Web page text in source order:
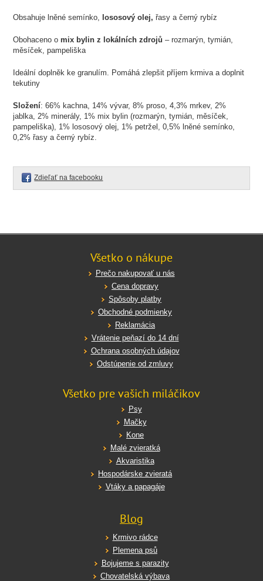
Obsahuje lněné semínko, lososový olej, řasy a černý rybíz
Obohaceno omix bylin z lokálních zdrojů – rozmarýn, tymián,
měsíček, pampeliška
Ideální doplněk ke granulím. Pomáhá zlepšit příjem krmiva a doplnit
tekutiny
Složení: 66% kachna, 14% vývar, 8% proso, 4,3% mrkev, 2%
jablka, 2% minerály, 1% mix bylin (rozmarýn, tymián, měsíček,
pampeliška), 1% lososový olej, 1% petržel, 0,5% lněné semínko,
0,2% řasy a černý rybíz.
Zdieľať na facebooku
Všetko o nákupe
Prečo nakupovať u nás
Cena dopravy
Spôsoby platby
Obchodné podmienky
Reklamácia
Vrátenie peňazí do 14 dní
Ochrana osobných údajov
Odstúpenie od zmluvy
Všetko pre vašich miláčikov
Psy
Mačky
Kone
Malé zvieratká
Akvaristika
Hospodárske zvieratá
Vtáky a papagáje
Blog
Krmivo rádce
Plemena psů
Bojujeme s parazity
Chovatelská výbava